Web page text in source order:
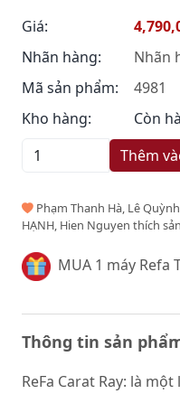
Giá:
Nhãn hàng:
Nhãn
Mã sản phẩm:
4981
Kho hàng:
Còn
Thêm
Phạm Thanh Hà, Lê
HẠNH, Hien Nguyen thích
MUA 1 máy Refa
Thông tin sản
ReFa Carat Ray: là